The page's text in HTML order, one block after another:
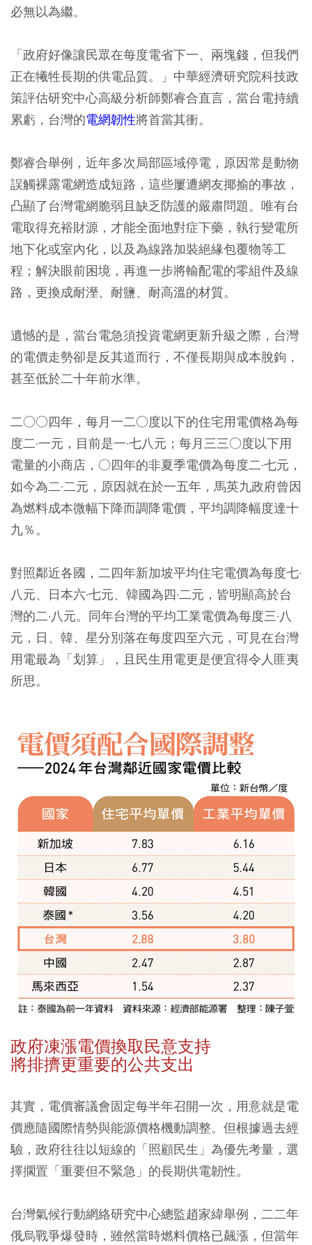
必無以為繼。
「政府好像讓民眾在每度電省下一、兩塊錢，但我們
正在犧牲長期的供電品質。」中華經濟研究院科技政
策評估研究中心高級分析師鄭睿合直言，當台電持續
累虧，台灣的電網韌性將首當其衝。
鄭睿合舉例，近年多次局部區域停電，原因常是動物
誤觸裸露電網造成短路，這些屢遭網友揶揄的事故，
凸顯了台灣電網脆弱且缺乏防護的嚴肅問題。唯有台
電取得充裕財源，才能全面地對症下藥，執行變電所
地下化或室內化，以及為線路加裝絕緣包覆物等工
程；解決眼前困境，再進一步將輸配電的零組件及線
路，更換成耐溼、耐鹽、耐高溫的材質。
遺憾的是，當台電急須投資電網更新升級之際，台灣
的電價走勢卻是反其道而行，不僅長期與成本脫鉤，
甚至低於二十年前水準。
二○○四年，每月一二○度以下的住宅用電價格為每
度二·一元，目前是一·七八元；每月三三○度以下用
電量的小商店，○四年的非夏季電價為每度二·七元，
如今為二·二元，原因就在於一五年，馬英九政府曾因
為燃料成本微幅下降而調降電價，平均調降幅度達十
九％。
對照鄰近各國，二四年新加坡平均住宅電價為每度七·
八元、日本六·七元、韓國為四·二元，皆明顯高於台
灣的二·八元。同年台灣的平均工業電價為每度三·八
元，日、韓、星分別落在每度四至六元，可見在台灣
用電最為「划算」，且民生用電更是便宜得令人匪夷
所思。
政府凍漲電價換取民意支持
將排擠更重要的公共支出
其實，電價審議會固定每半年召開一次，用意就是電
價應隨國際情勢與能源價格機動調整。但根據過去經
驗，政府往往以短線的「照顧民生」為優先考量，選
擇擱置「重要但不緊急」的長期供電韌性。
台灣氣候行動網絡研究中心總監趙家緯舉例，二二年
俄烏戰爭爆發時，雖然當時燃料價格已飆漲，但當年